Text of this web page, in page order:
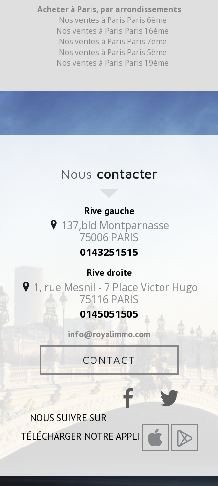
Acheter à Paris, par arrondissements
Nos ventes à Paris Paris 6ème
Nos ventes à Paris Paris 16ème
Nos ventes à Paris Paris 7ème
Nos ventes à Paris Paris 5ème
Nos ventes à Paris Paris 19ème
nous contacter
Rive gauche
137,bld Montparnasse
75006 PARIS
0143251515
Rive droite
1, rue Mesnil - 7 Place Victor Hugo
75116 PARIS
0145051505
info@royalimmo.com
CONTACT
NOUS SUIVRE SUR
TÉLÉCHARGER NOTRE APPLI